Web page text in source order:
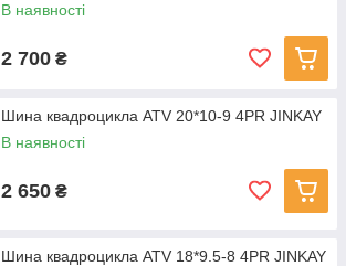
В наявності
2 700 ₴
Шина квадроцикла ATV 20*10-9 4PR JINKAY
В наявності
2 650 ₴
Шина квадроцикла ATV 18*9.5-8 4PR JINKAY